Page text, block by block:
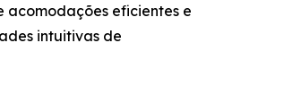
acomodações eficientes e
intuitivas de